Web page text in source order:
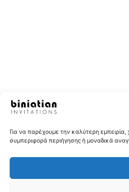
Για να παρέχουμε την καλύτερη
συμπεριφορά περιήγησης ή μοναδικά